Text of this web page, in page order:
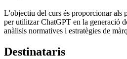
L'objectiu del curs és proporcionar als
per utilitzar ChatGPT en la generació
anàlisis normatives i estratègies de
Destinataris